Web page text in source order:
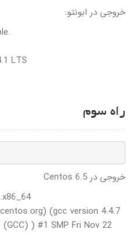
خروجی در ابونتو:
LTS
راه سوم
خروجی در Centos 6.5
(gcc version 4.4.7
) #1 SMP Fri Nov 22